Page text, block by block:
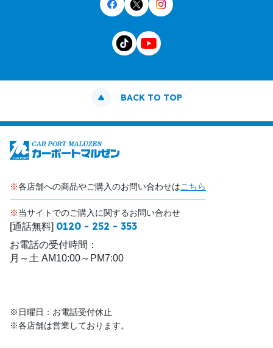
BACK TO TOP
※各店舗への商品やご購入のお問い合わせはこちら
※当サイトでのご購入に関するお問い合わせ
[通話無料] 0120 - 252 - 353
お電話の受付時間：
月～土 AM10:00～PM7:00
※日曜日：お電話受付休止
※各店舗は営業しております。